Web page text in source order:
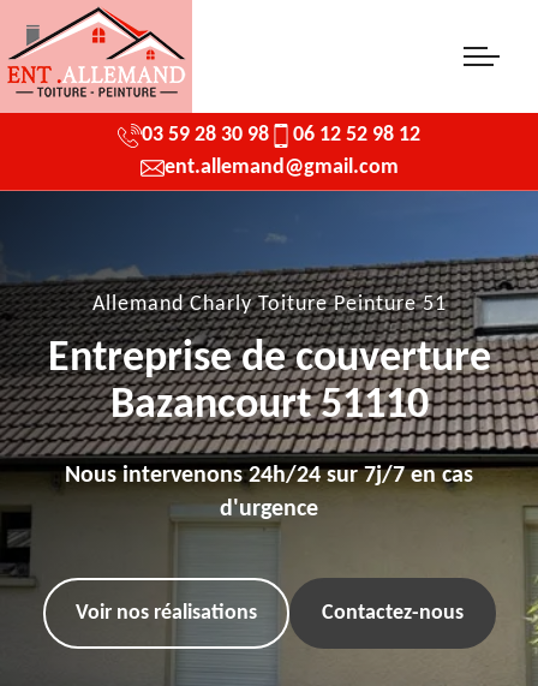
03 59 28 30 98
06 12 52 98 12
ent.allemand@gmail.com
Allemand Charly Toiture Peinture 51
Entreprise de couverture
Bazancourt 51110
Nous intervenons 24h/24 sur 7j/7 en cas
d'urgence
Voir nos réalisations Contactez-nous